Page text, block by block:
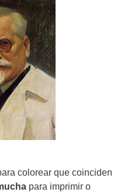
colorear que coinciden
para imprimir o